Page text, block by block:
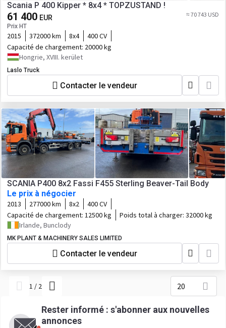
Scania P 400 Kipper * 8x4 * TOPZUSTAND !
61 400 EUR
Prix HT
≈ 70 743 USD
2015 372000 km 8x4
400 CV
Capacité de chargement: 20000 kg
Hongrie, XVIII. kerület
Laslo Truck
Contacter le vendeur
SCANIA P400 8x2 Fassi F455 Sterling Beaver-Tail Body
Le prix à négocier
2013 277000 km 8x2
400 CV
Capacité de chargement: 12500 kg Poids total à charger: 32000 kg
Irlande, Bunclody
MK PLANT & MACHINERY SALES LIMITED
Contacter le vendeur
1 / 2 20
Rester informé : s'abonner aux nouvelles
annonces